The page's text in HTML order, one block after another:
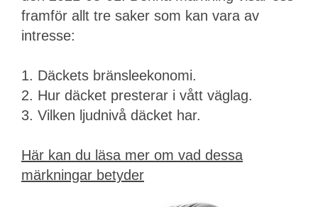
framför allt tre saker som kan vara av
intresse:
1. Däckets bränsleekonomi.
2. Hur däcket presterar i vått väglag.
3. Vilken ljudnivå däcket har.
Här kan du läsa mer om vad dessa
märkningar betyder